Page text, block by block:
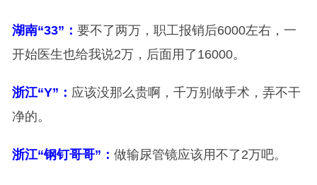
湖南“33”： 要不了两万，职工报销后6000左右，一
开始医生也给我说2万，后面用了16000。
浙江“Y”： 应该没那么贵啊，千万别做手术，弄不干
净的。
浙江“钢钉哥哥”： 做输尿管镜应该用不了2万吧。